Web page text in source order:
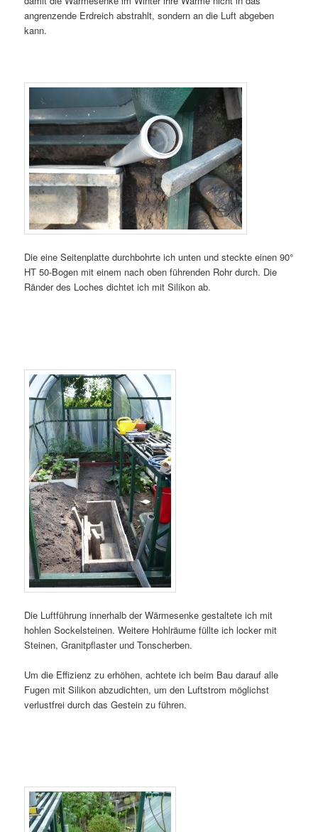
angrenzende Erdreich abstrahlt, sondern an die Luft abgeben
kann.
Die eine Seitenplatte durchbohrte ich unten und steckte einen 90°
HT 50-Bogen mit einem nach oben führenden Rohr durch. Die
Ränder des Loches dichtet ich mit Silikon ab.
Die Luftführung innerhalb der Wärmesenke gestaltete ich mit
hohlen Sockelsteinen. Weitere Hohlräume füllte ich locker mit
Steinen, Granitpflaster und Tonscherben.
Um die Effizienz zu erhöhen, achtete ich beim Bau darauf alle
Fugen mit Silikon abzudichten, um den Luftstrom möglichst
verlustfrei durch das Gestein zu führen.